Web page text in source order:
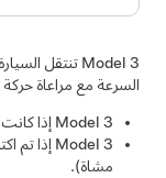
Model 3تنتقل السيارة
السرعة مع مراعاة حركة
Model 3إذا كانت
Model 3إذا تم
مشاة).